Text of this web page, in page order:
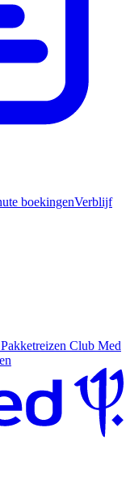
boekingenVerblijf
Club Med